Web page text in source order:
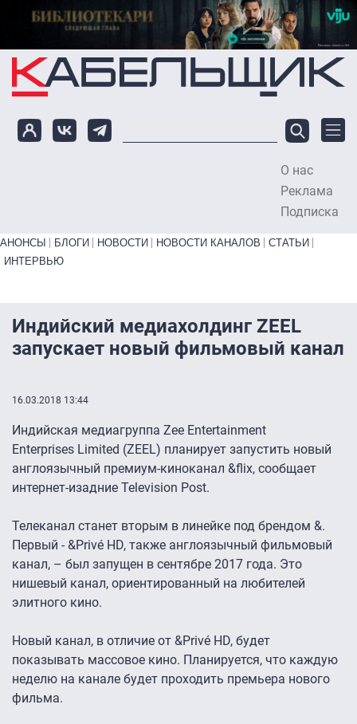
Перейти к основному содержанию
О нас
Реклама
Подписка
Primary links bottom
АНОНСЫ БЛОГИ НОВОСТИ НОВОСТИ КАНАЛОВ
СТАТЬИ
ИНТЕРВЬЮ
Индийский медиахолдинг ZEEL
запускает новый фильмовый канал
16.03.2018 13:44
Индийская медиагруппа Zee Entertainment
Enterprises Limited (ZEEL) планирует запустить новый
англоязычный премиум-киноканал &flix, сообщает
интернет-изадние Television Post.
Телеканал станет вторым в линейке под брендом &.
Первый - &Privé HD, также англоязычный фильмовый
канал, – был запущен в сентябре 2017 года. Это
нишевый канал, ориентированный на любителей
элитного кино.
Новый канал, в отличие от &Privé HD, будет
показывать массовое кино. Планируется, что каждую
неделю на канале будет проходить премьера нового
фильма.